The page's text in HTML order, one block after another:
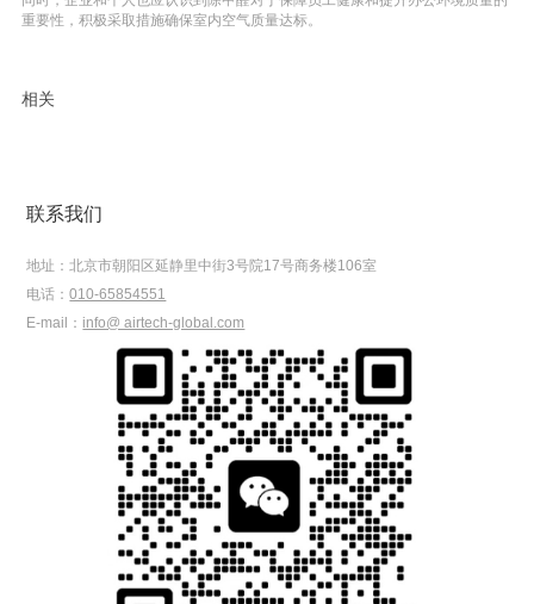
重要性，积极采取措施确保室内空气质量达标。
相关
联系我们
地址：北京市朝阳区延静里中街3号院17号商务楼106室
电话：010-65854551
E-mail： info@ airtech-global.com